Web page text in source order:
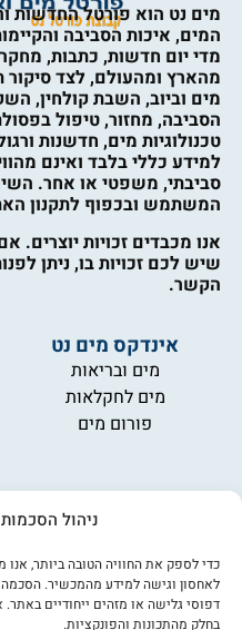
ניהול
לאחסון וגישה למידע מהמכשיר.
דפוסי גלישה או מזהים ייחודיים
בחלק מהתכונות והפונקציות.
מים נט הוא פורטל החדשות
המים, איכות הסביבה
מדי יום חדשות, כתבות,
מהארץ ומהעולם, לצד
מים וביוב, השבת קולחין,
הסביבה, מחזור, טיפול
טכנולוגיות מים, חדשנות
למידע כללי בלבד ואינם
סביבתי, משפטי או אחר.
המשתמש ובכפוף לתקנון
אנו מכבדים זכויות יוצרים.
שיש לכם זכויות בו, ניתן
הקשר.
אינדקס מים נט
מים ובריאות
מים לחקלאות
פורום מים